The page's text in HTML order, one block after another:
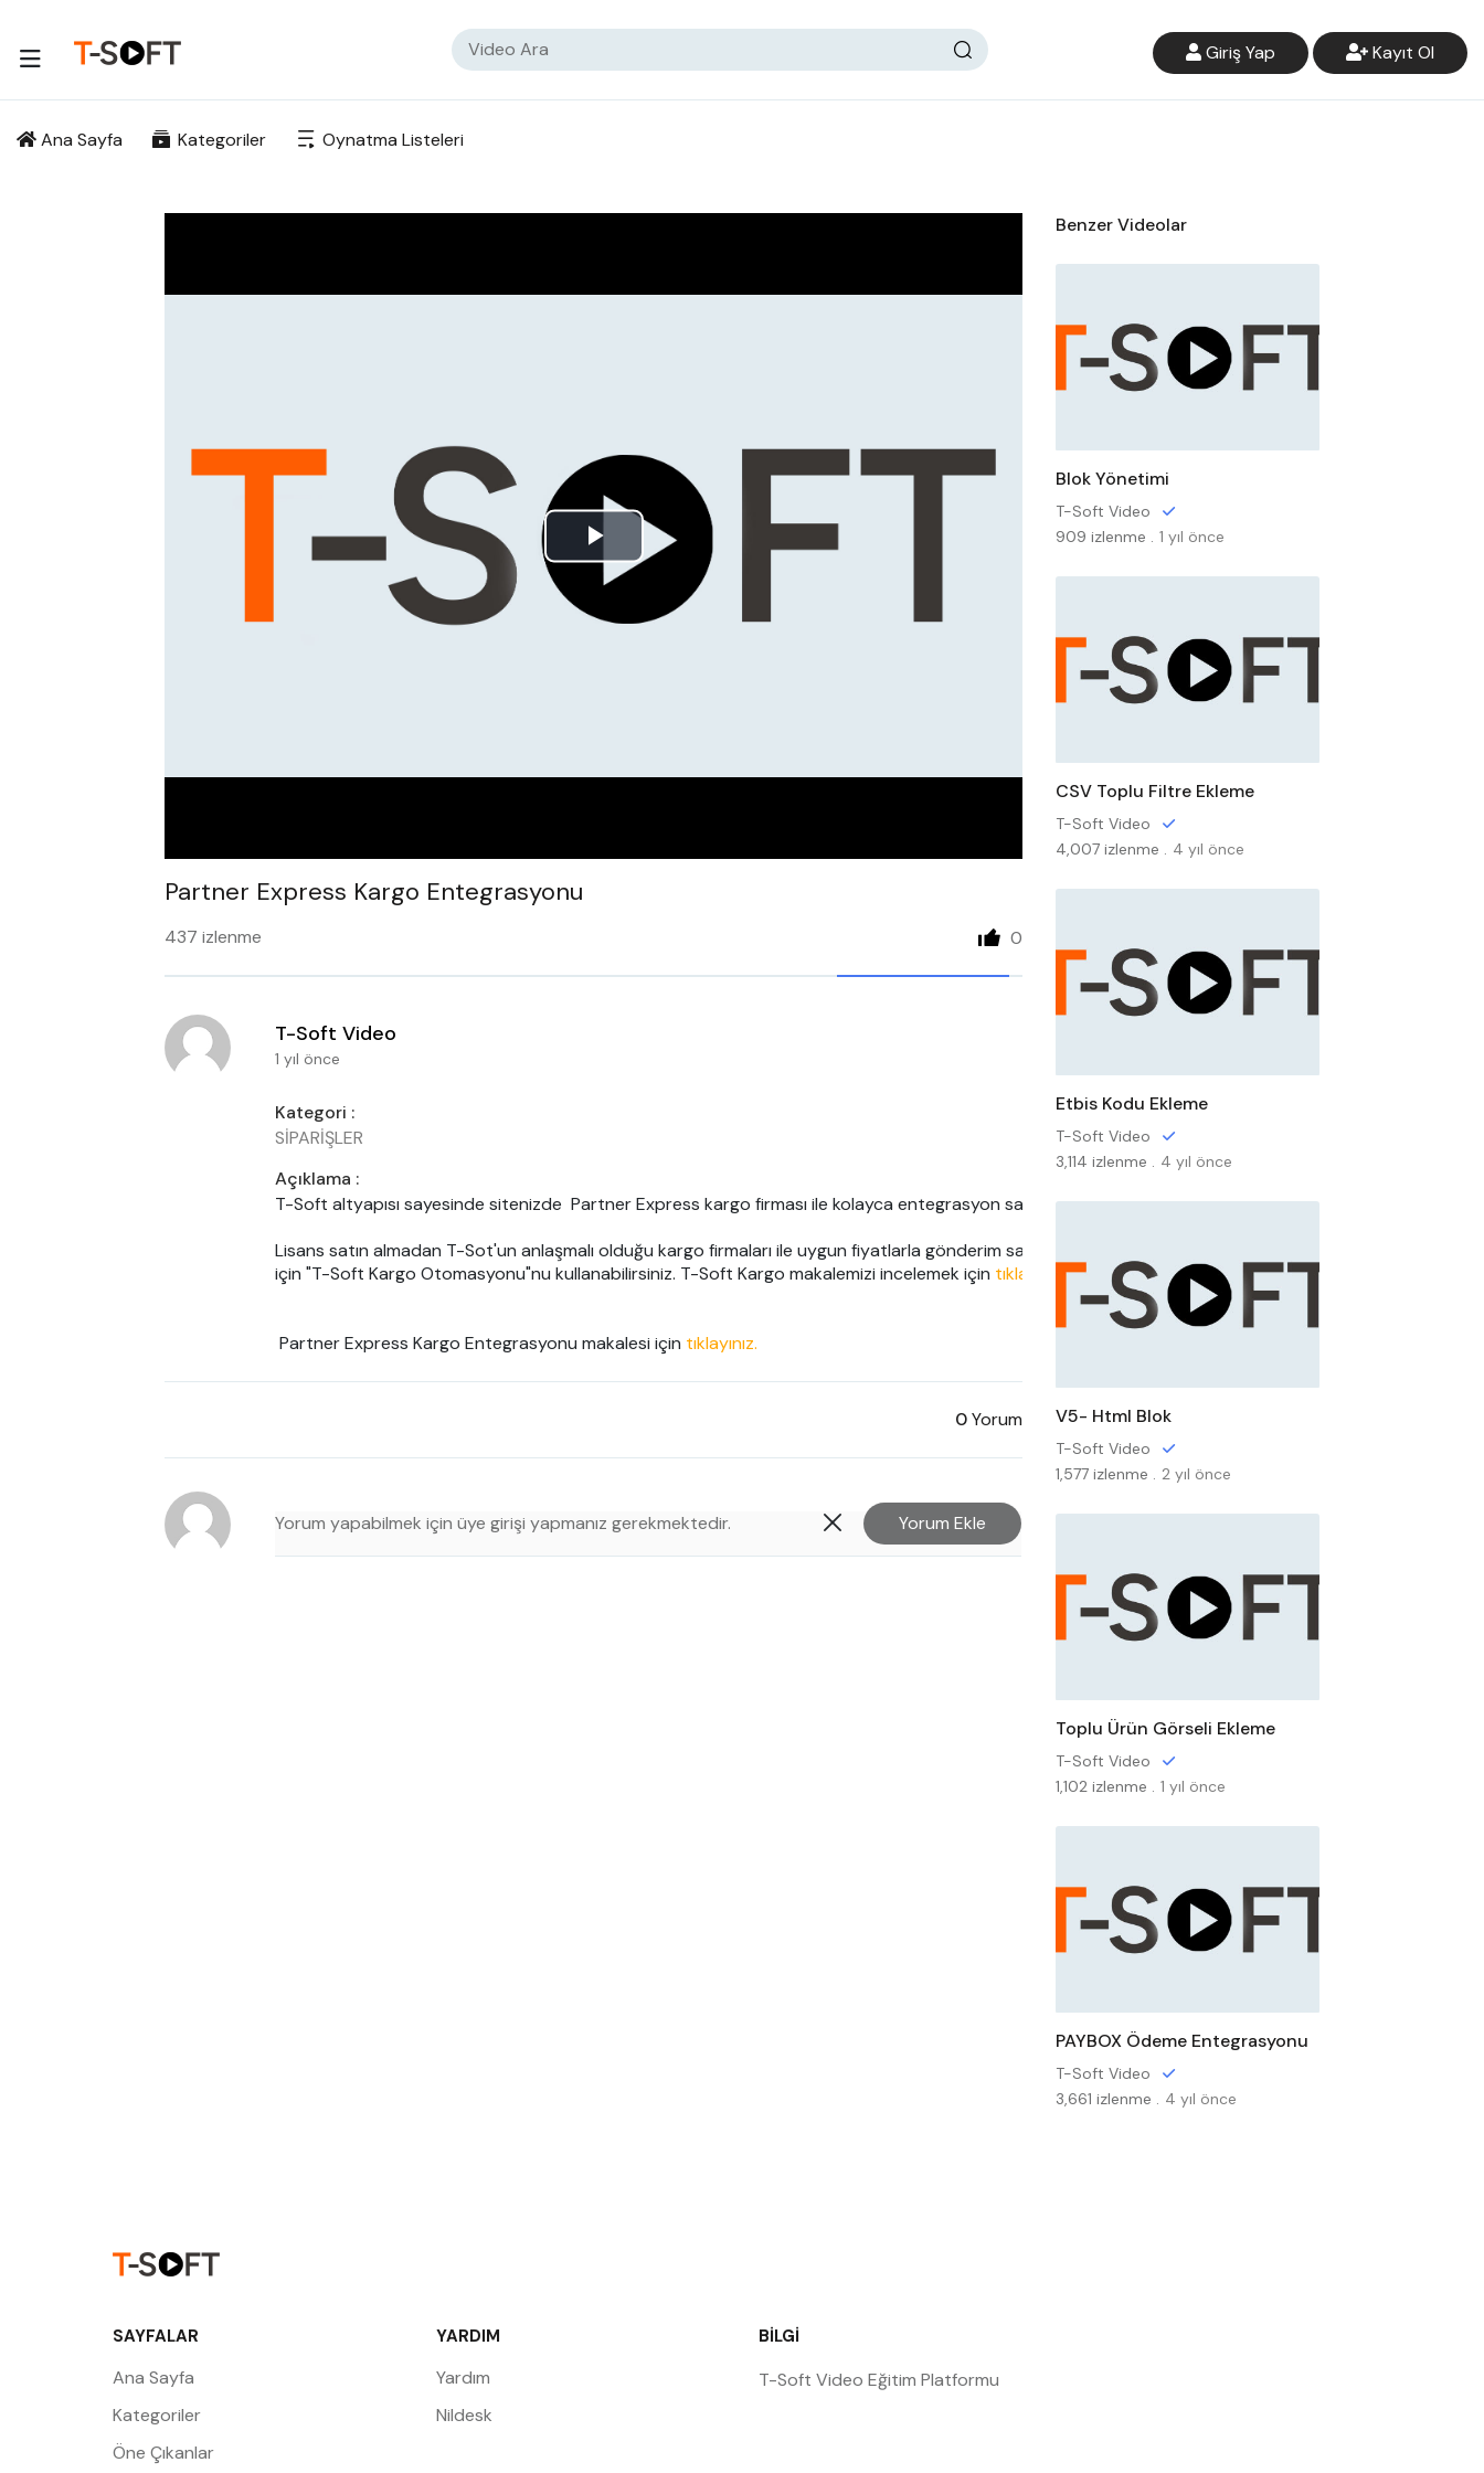
Giriş Yap Kayıt Ol
Ana Sayfa Kategoriler Oynatma Listeleri
Play
Video
Partner Express Kargo Entegrasyonu
437 izlenme 0
T-Soft Video
1 yıl önce
Kategori :
SİPARİŞLER
Açıklama :
T-Soft altyapısı sayesinde sitenizde  Partner Express kargo firması ile kolayca entegrasyon sağlayabilirsiniz.
Lisans satın almadan T-Sot'un anlaşmalı olduğu kargo firmaları ile uygun fiyatlarla gönderim sağlamak
için "T-Soft Kargo Otomasyonu"nu kullanabilirsiniz. T-Soft Kargo makalemizi incelemek için tıklayınız.
Partner Express Kargo Entegrasyonu makalesi için tıklayınız.
0Yorum
Yorum Ekle
Benzer Videolar
Blok Yönetimi
T-Soft Video
909 izlenme . 1 yıl önce
CSV Toplu Filtre Ekleme
T-Soft Video
4,007 izlenme . 4 yıl önce
Etbis Kodu Ekleme
T-Soft Video
3,114 izlenme . 4 yıl önce
V5- Html Blok
T-Soft Video
1,577 izlenme . 2 yıl önce
Toplu Ürün Görseli Ekleme
T-Soft Video
1,102 izlenme . 1 yıl önce
PAYBOX Ödeme Entegrasyonu
T-Soft Video
3,661 izlenme . 4 yıl önce
SAYFALAR
Ana Sayfa
Kategoriler
Öne Çıkanlar
YARDIM
Yardım
Nildesk
BILGI
T-Soft Video Eğitim Platformu